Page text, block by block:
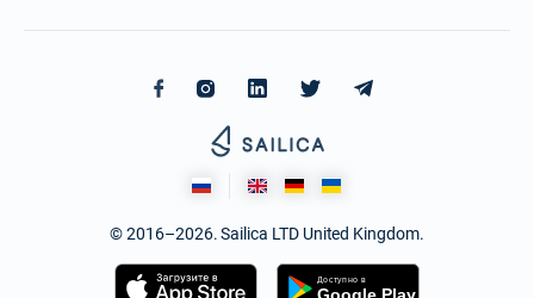
© 2016–2026. Sailica LTD United Kingdom.